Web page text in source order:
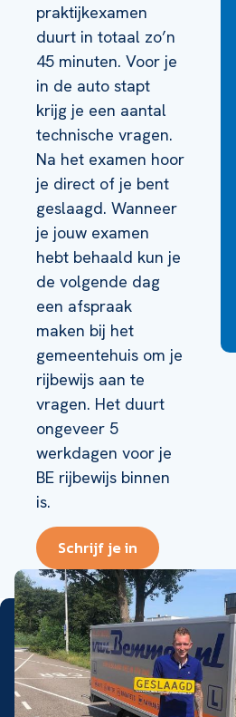
praktijkexamen
duurt in totaal zo’n
45 minuten. Voor je
in de auto stapt
krijg je een aantal
technische vragen.
Na het examen hoor
je direct of je bent
geslaagd. Wanneer
je jouw examen
hebt behaald kun je
de volgende dag
een afspraak
maken bij het
gemeentehuis om je
rijbewijs aan te
vragen. Het duurt
ongeveer 5
werkdagen voor je
BE rijbewijs binnen
is.
Schrijf je in